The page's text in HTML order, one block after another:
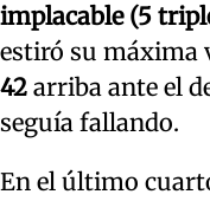
implacable (5
estiró su máxima
42 arriba ante el
seguía fallando.
En el último